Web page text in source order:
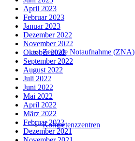
Zentrale Notaufnahme (ZNA)
Kompetenzzentren
April 2023
Februar 2023
Januar 2023
Dezember 2022
November 2022
Oktober 2022
September 2022
August 2022
Juli 2022
Juni 2022
Mai 2022
April 2022
März 2022
Februar 2022
Dezember 2021